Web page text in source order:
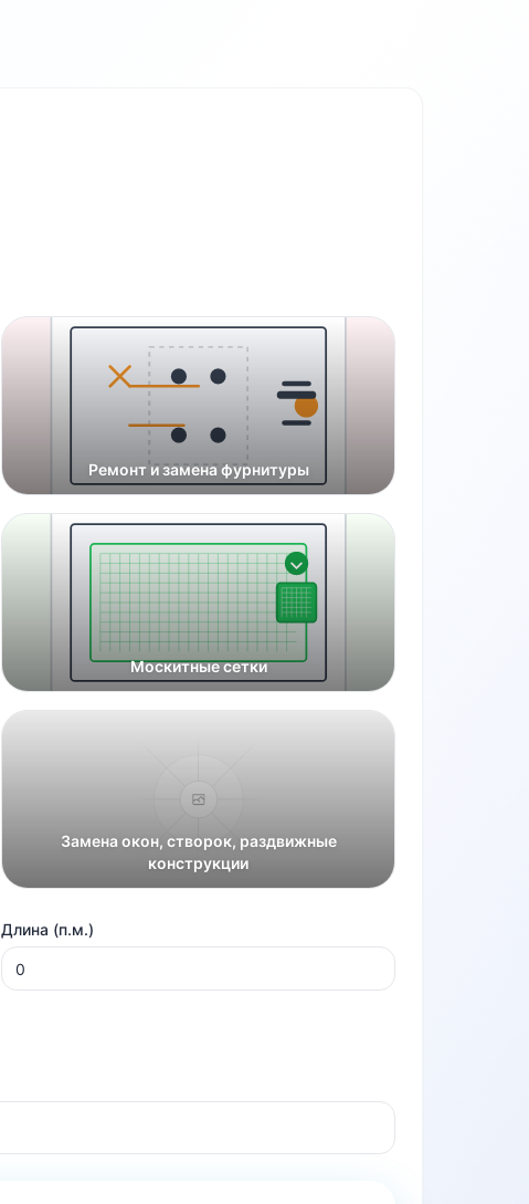
Ремонт и замена фурнитуры
Москитные сетки
Замена окон, створок, раздвижные
конструкции
Длина (п.м.)